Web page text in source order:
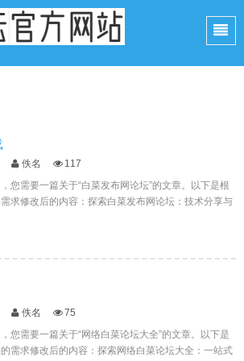
佚名
117
您需要一篇关于“白菜发布网论坛”的文章。以下是根
求修改后的内容：探索白菜发布网论坛：技术分享与
佚名
75
您需要一篇关于“网络白菜论坛大全”的文章。以下是
需求修改后的内容：探索网络白菜论坛大全：一站式